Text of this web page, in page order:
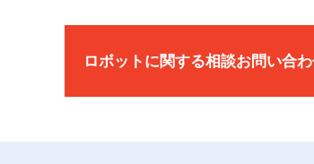
ロボットに関する相談お問い合